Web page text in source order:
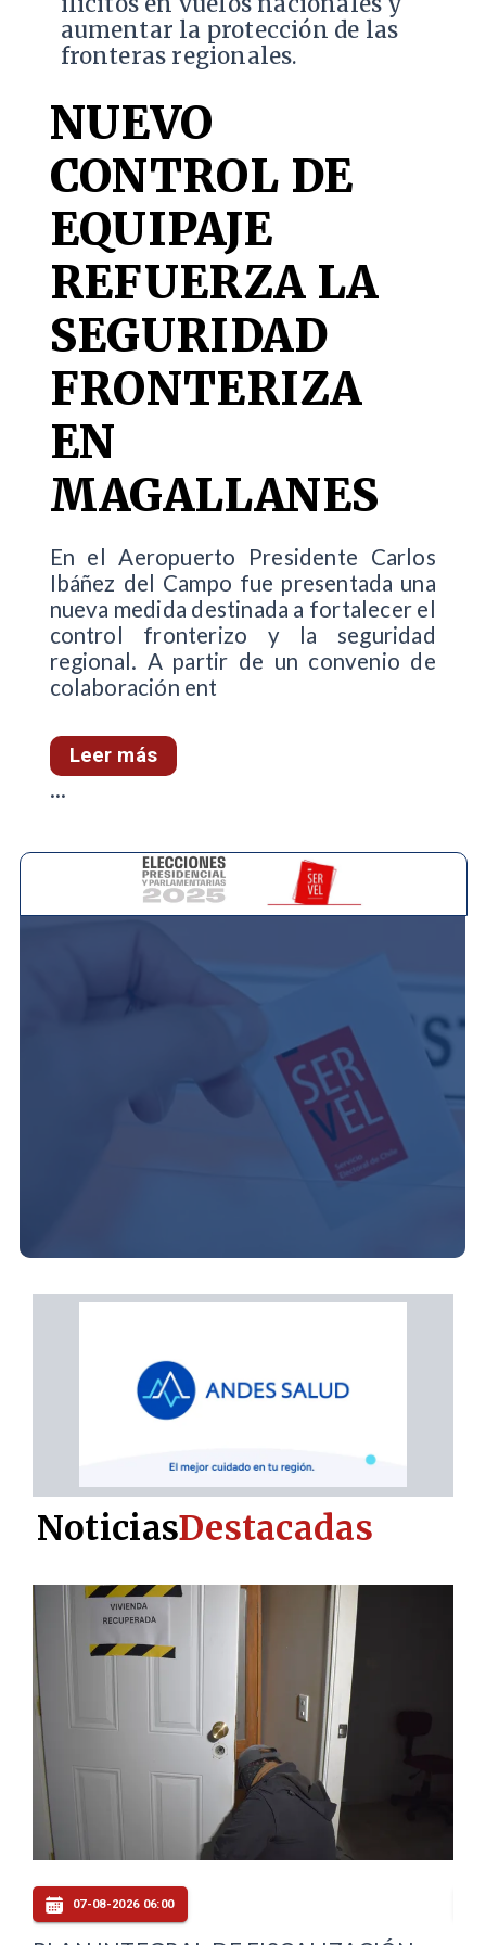
aumentar la protección de las
fronteras regionales.
NUEVO
CONTROL DE
EQUIPAJE
REFUERZA LA
SEGURIDAD
FRONTERIZA
EN
MAGALLANES
En el Aeropuerto Presidente Carlos
Ibáñez del Campo fue presentada una
nueva medida destinada a fortalecer el
control fronterizo y la seguridad
regional. A partir de un convenio de
colaboración ent
Leer más
...
06-08-2026 22:00
NoticiasDestacadas